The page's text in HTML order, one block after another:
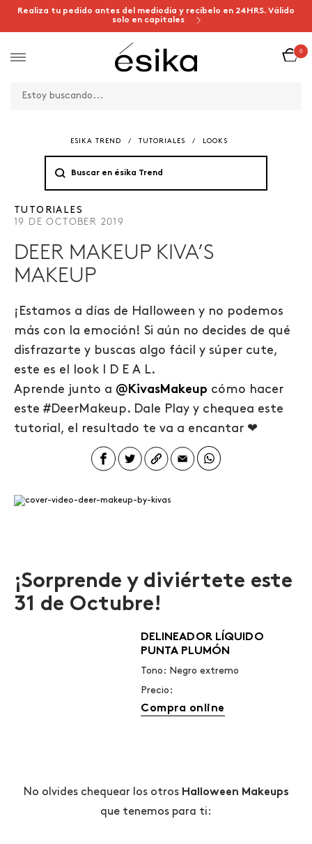
Realiza tu pedido antes del mediodía y recíbelo en 24HRS. Válido
solo en capitales
0
ESIKA TREND / TUTORIALES / LOOKS
TUTORIALES
19 DE OCTOBER 2019
DEER MAKEUP KIVA’S
MAKEUP
¡Estamos a días de Halloween y no podemos
más con la emoción! Si aún no decides de qué
disfrazarte y buscas algo fácil y súper cute,
este es el look I D E A L.
Aprende junto a @KivasMakeup cómo hacer
este #DeerMakeup. Dale Play y chequea este
tutorial, el resultado te va a encantar ❤
¡Sorprende y diviértete este
31 de Octubre!
DELINEADOR LÍQUIDO
PUNTA PLUMÓN
Tono: Negro extremo
Precio:
Compra online
No olvides chequear los otros Halloween Makeups
que tenemos para ti: